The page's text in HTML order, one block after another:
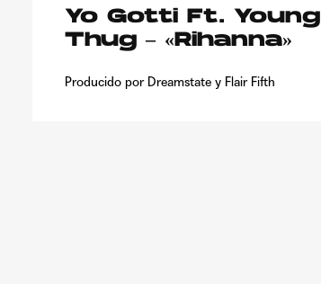
Yo Gotti Ft. Young
Thug – «Rihanna»
Producido por Dreamstate y Flair Fifth